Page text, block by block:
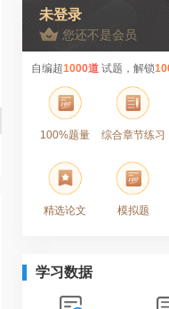
模考大赛
未登录
您还不是会员
自编超1000道 试题，解锁
100%题量 综合章节练习
精选论文 模拟题
学习数据